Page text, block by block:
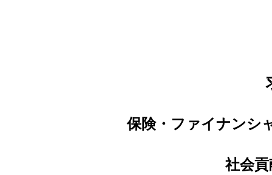
保険・ファイナンシ
社会